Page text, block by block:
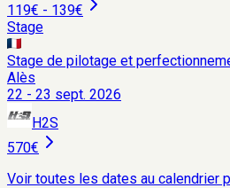
119€ - 139€
Stage
Stage de pilotage et
Alès
22 - 23 sept. 2026
H2S
570€
Voir toutes les dates au calendrier